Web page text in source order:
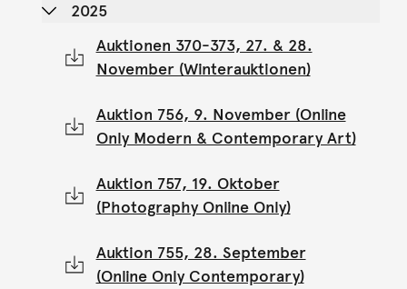
2025
Auktionen 370-373, 27. & 28.
November (Winterauktionen)
Auktion 756, 9. November (Online
Only Modern & Contemporary Art)
Auktion 757, 19. Oktober
(Photography Online Only)
Auktion 755, 28. September
(Online Only Contemporary)